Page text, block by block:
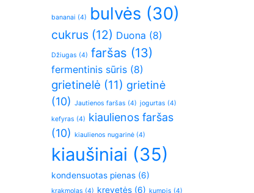
bananai (4) bulvės (30)
cukrus (12) Duona (8)
Džiugas (4) faršas (13)
fermentinis sūris (8)
grietinelė (11) grietinė
(10) Jautienos faršas (4) jogurtas (4)
kefyras (4) kiaulienos faršas
(10) kiaulienos nugarinė (4)
kiaušiniai (35)
kondensuotas pienas (6)
krakmolas (4) krevetės (6) kumpis (4)